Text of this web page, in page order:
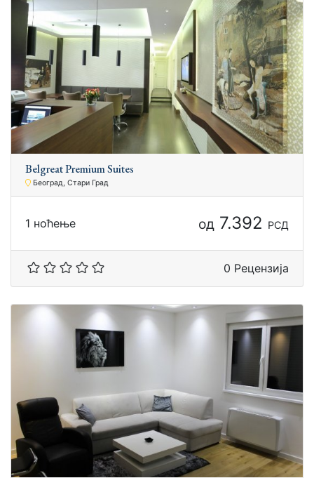
Bеlgreаt Prеmium Suitеs
Београд, Стари Град
1 ноћење од 7.392 РСД
0 Рецензија